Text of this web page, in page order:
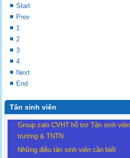
Start
Prev
1
2
3
4
Next
End
Tân sinh viên
Group zalo CVHT hỗ trợ Tân sinh
trường & TNTN
Những điều tân sinh viên cần biết